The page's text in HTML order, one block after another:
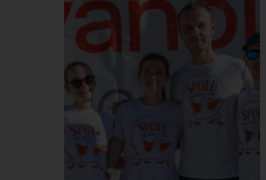
cestujúcich. Spolu s
naším maskotom sme
oslovovali ľudí, ktorí
cestovali za oddychom,
dovolenkou a iným
dobrodružstvom. Dali
sme im možnosť zatočiť
kolesom šťastia a vyhrať
tak rôzne ceny – Pelikán
merch či rôzne zľavy…